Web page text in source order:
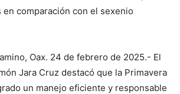
en comparación con el sexenio
Oax. 24 de febrero de 2025.- El
Jara Cruz destacó que la Primavera
un manejo eficiente y responsable